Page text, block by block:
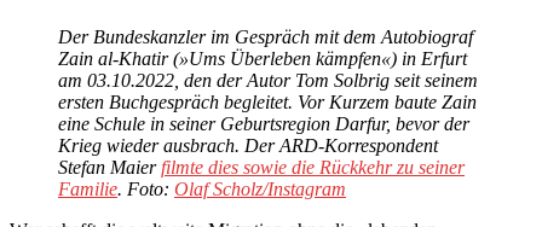
Der Bundeskanzler im Gespräch mit dem Autobiograf
Zain al-Khatir (»Ums Überleben kämpfen«) in Erfurt
am 03.10.2022, den der Autor Tom Solbrig seit seinem
ersten Buchgespräch begleitet. Vor Kurzem baute Zain
eine Schule in seiner Geburtsregion Darfur, bevor der
Krieg wieder ausbrach. Der ARD-Korrespondent
Stefan Maierfilmte dies sowie die Rückkehr zu seiner
Familie. Foto: Olaf Scholz/Instagram